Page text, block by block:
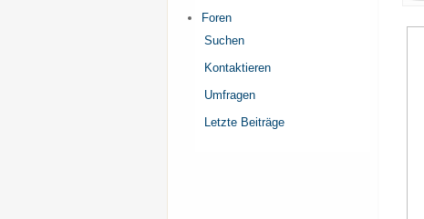
Foren
Suchen
Kontaktieren
Umfragen
Letzte Beiträge